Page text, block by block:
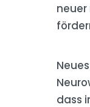
neuer
dass